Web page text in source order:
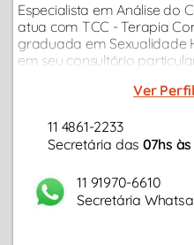
Especialista em Análise do
atua com TCC - Terapia
graduada em Sexualidade
em seu consultório
e vida profissional...Ver
11 4861-2233
Secretária das 07hs às
11 91970-6610
Secretária